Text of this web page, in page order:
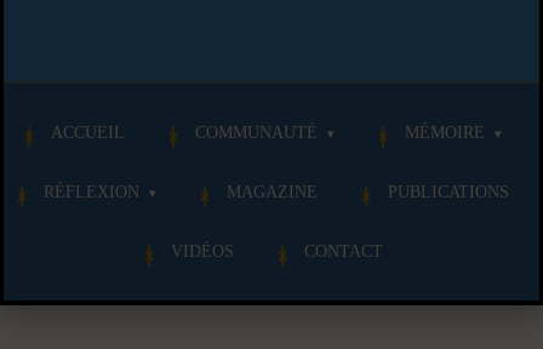
ACCUEIL COMMUNAUTÉ MÉMOIRE
RÉFLEXION MAGAZINE PUBLICATIONS
VIDÉOS CONTACT